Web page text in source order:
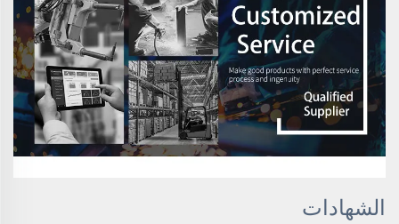
الشهادات